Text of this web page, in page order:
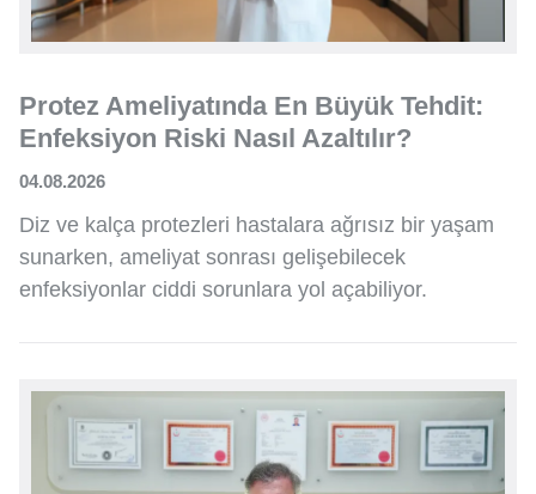
Protez Ameliyatında En Büyük Tehdit:
Enfeksiyon Riski Nasıl Azaltılır?
04.08.2026
Diz ve kalça protezleri hastalara ağrısız bir yaşam
sunarken, ameliyat sonrası gelişebilecek
enfeksiyonlar ciddi sorunlara yol açabiliyor.